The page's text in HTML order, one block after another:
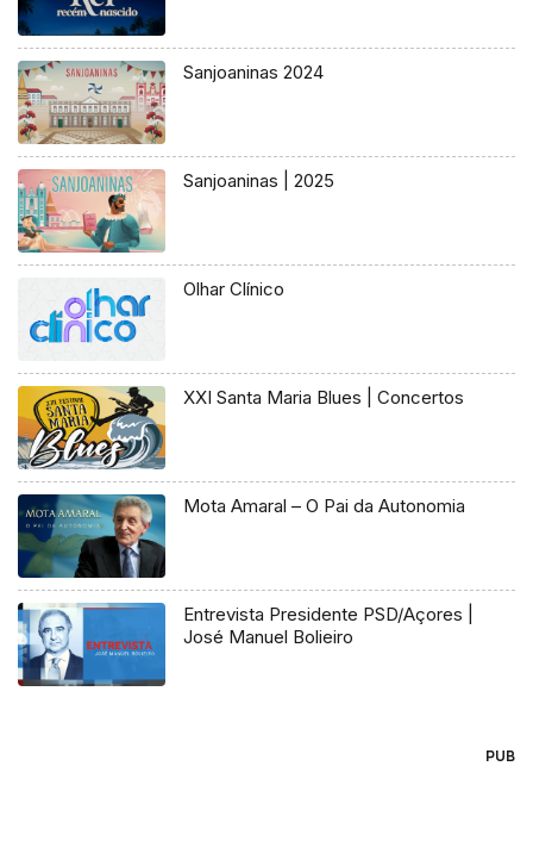
Sanjoaninas 2024
Sanjoaninas | 2025
Olhar Clínico
XXI Santa Maria Blues | Concertos
Mota Amaral – O Pai da Autonomia
Entrevista Presidente PSD/Açores |
José Manuel Bolieiro
PUB